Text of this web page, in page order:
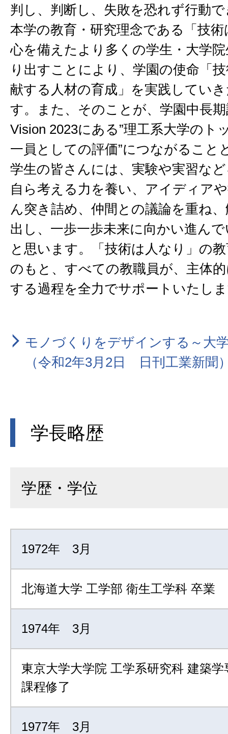
判し、判断し、失敗を恐れず行動
本学の教育・研究理念である「技
心を備えたより多くの学生・大学
り出すことにより、学園の使命「
献する人材の育成」を実践してい
す。また、そのことが、学園中長
Vision 2023にある”理工系大学のト
一員としての評価”につながること
学生の皆さんには、実験や実習な
自ら考える力を養い、アイディア
ん突き詰め、仲間との議論を重ね
出し、一歩一歩未来に向かい進ん
と思います。「技術は人なり」の
のもと、すべての教職員が、主体
する過程を全力でサポートいたし
モノづくりをデザインする～大
（令和2年3月2日 日刊工業新聞
学長略歴
学歴・学位
1972年 3月
北海道大学 工学部 衛生工学科 卒業
1974年 3月
東京大学大学院 工学系研究科 建築
課程修了
1977年 3月